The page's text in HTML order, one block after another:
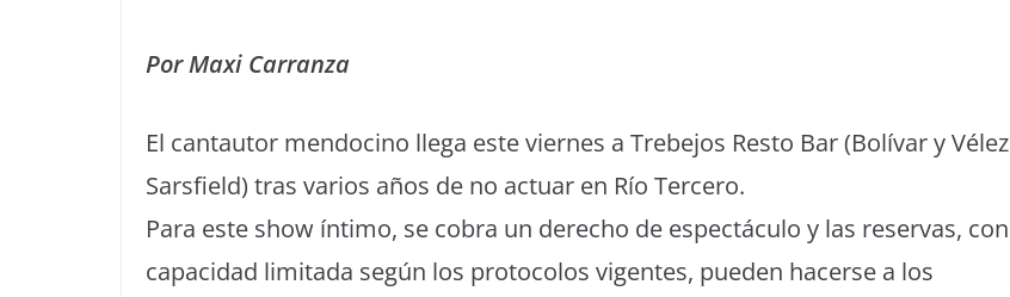
Por Maxi Carranza
El cantautor mendocino llega este viernes a Trebejos Resto Bar (Bolívar y Vélez
Sarsfield) tras varios años de no actuar en Río Tercero.
Para este show íntimo, se cobra un derecho de espectáculo y las reservas, con
capacidad limitada según los protocolos vigentes, pueden hacerse a los